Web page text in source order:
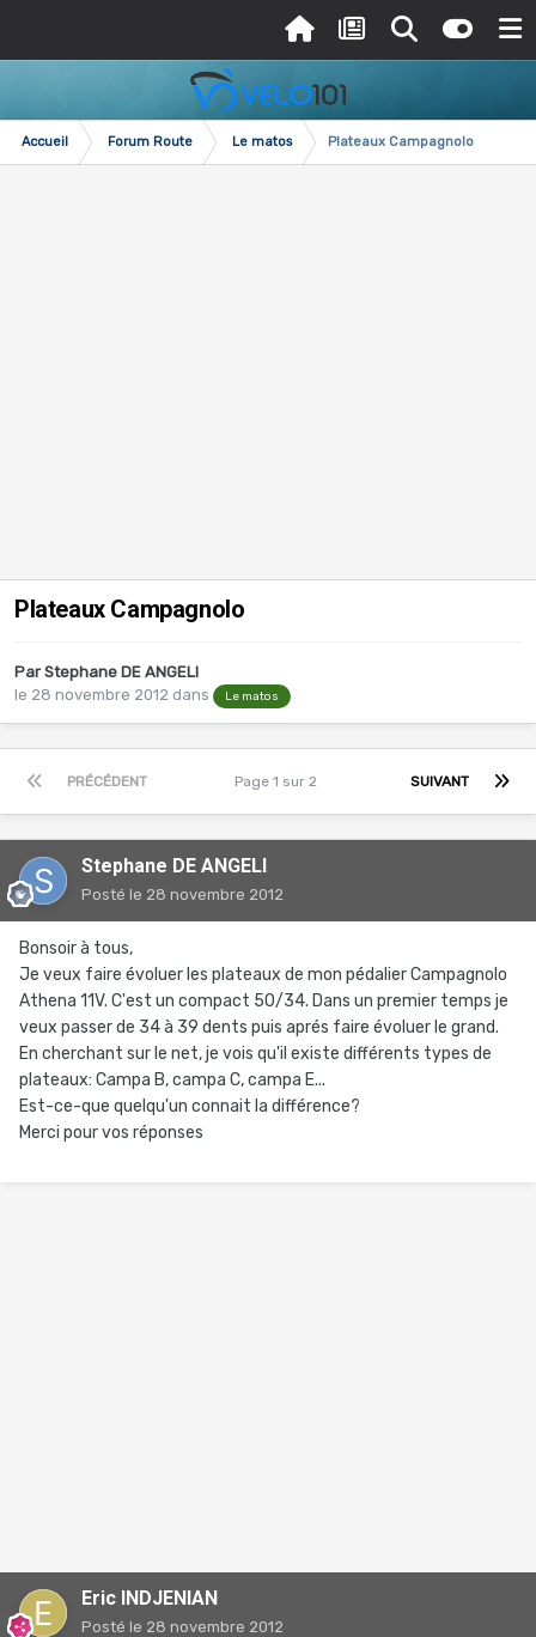
Accueil Forum Route Le matos Plateaux Campagnolo
Plateaux Campagnolo
Par Stephane DE ANGELI
le 28 novembre 2012 dans Le matos
PRÉCÉDENT SUIVANT
Page 1 sur 2
Stephane DE ANGELI
Posté le 28 novembre 2012
Bonsoir à tous,
Je veux faire évoluer les plateaux de mon pédalier Campagnolo
Athena 11V. C'est un compact 50/34. Dans un premier temps je
veux passer de 34 à 39 dents puis aprés faire évoluer le grand.
En cherchant sur le net, je vois qu'il existe différents types de
plateaux: Campa B, campa C, campa E...
Est-ce-que quelqu'un connait la différence?
Merci pour vos réponses
Eric INDJENIAN
Posté le 28 novembre 2012